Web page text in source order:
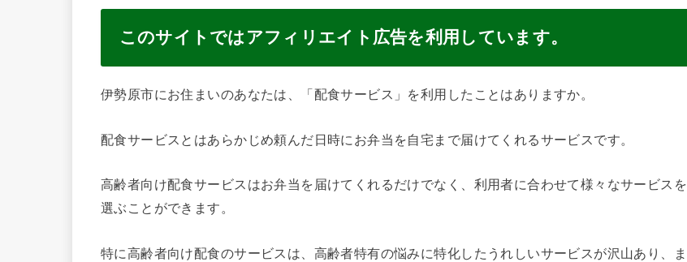
このサイトではアフィリエイト広告を利用しています。
伊勢原市にお住まいのあなたは、「配食サービス」を利用したことはありますか。
配食サービスとはあらかじめ頼んだ日時にお弁当を自宅まで届けてくれるサービスです。
高齢者向け配食サービスはお弁当を届けてくれるだけでなく、利用者に合わせて様々なサービスを
選ぶことができます。
特に高齢者向け配食のサービスは、高齢者特有の悩みに特化したうれしいサービスが沢山あり、ま